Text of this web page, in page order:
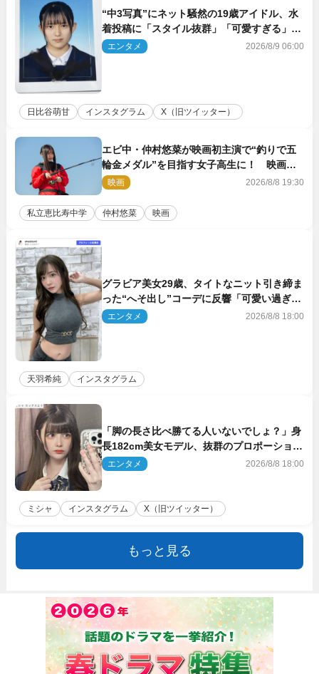
“中3写真”にネット騒然の19歳アイドル、水
着投稿に「スタイル抜群」「可愛すぎる」と
絶賛の声
エンタメ 2026/8/9 06:00
日比谷萌甘 インスタグラム X（旧ツイッター）
エビ中・仲村悠菜が映画初主演で“釣りで五
輪金メダル”を目指す女子高生に！ 映画
『つりこまち』今秋公開
映画 2026/8/8 19:30
私立恵比寿中学 仲村悠菜 映画
グラビア美女29歳、タイトなニット引き締ま
った“へそ出し”コーデに反響「可愛い過ぎ
る」
エンタメ 2026/8/8 18:00
天羽希純 インスタグラム
「脚の長さ比べ勝てる人いないでしょ？」身
長182cm美女モデル、抜群のプロポーション
にネット衝撃
エンタメ 2026/8/8 18:00
ミシャ インスタグラム X（旧ツイッター）
もっと見る